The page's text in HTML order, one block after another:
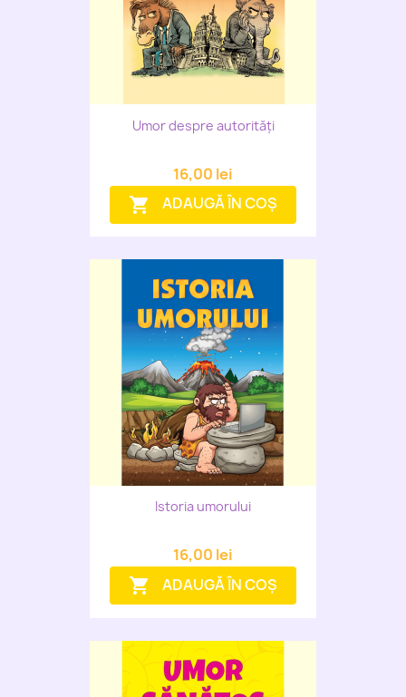
Umor despre autorități
16,00 lei
shopping_cart ADAUGĂ ÎN COȘ
Istoria umorului
16,00 lei
shopping_cart ADAUGĂ ÎN COȘ